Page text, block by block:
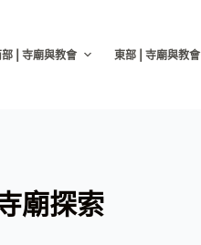
部 | 寺廟與教會 東部 | 寺廟與教會
廟探索